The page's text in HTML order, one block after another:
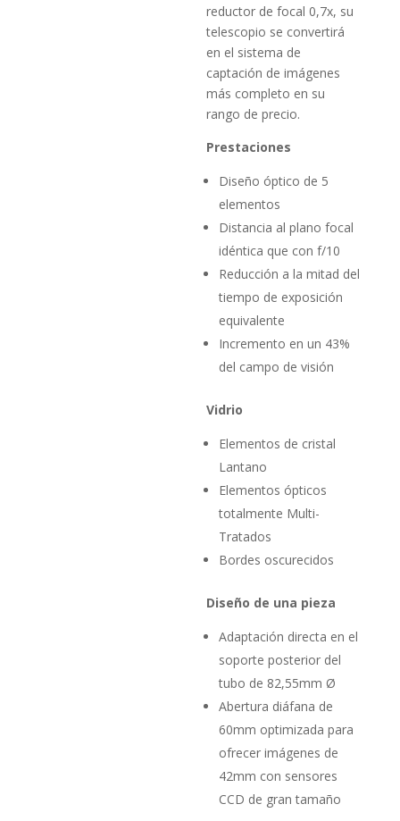
reductor de focal 0,7x, su
telescopio se convertirá
en el sistema de
captación de imágenes
más completo en su
rango de precio.
Prestaciones
Diseño óptico de 5
elementos
Distancia al plano focal
idéntica que con f/10
Reducción a la mitad del
tiempo de exposición
equivalente
Incremento en un 43%
del campo de visión
Vidrio
Elementos de cristal
Lantano
Elementos ópticos
totalmente Multi-
Tratados
Bordes oscurecidos
Diseño de una pieza
Adaptación directa en el
soporte posterior del
tubo de 82,55mm Ø
Abertura diáfana de
60mm optimizada para
ofrecer imágenes de
42mm con sensores
CCD de gran tamaño